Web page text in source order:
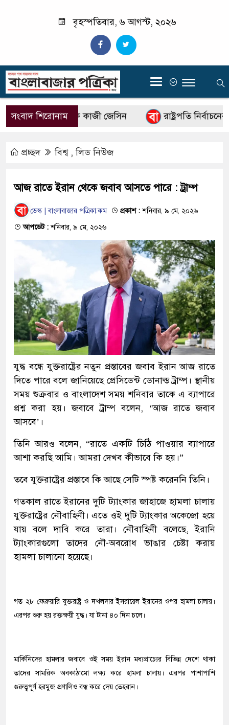
বৃহস্পতিবার, ৬ আগস্ট, ২০২৬
‍
সংবাদ শিরোনাম
নতুন মহাপরিচালক কাজী জেসিন রাষ্ট্রপতি নির্বাচনের
প্রচ্ছদ বিশ্ব,লিড নিউজ
আজ রাতে ইরান থেকে জবাব আসতে পারে : ট্রাম্প
ডেস্ক | বাংলাবাজার পত্রিকা.কম প্রকাশ :শনিবার, ৯ মে, ২০২৬
আপডেট :শনিবার, ৯ মে, ২০২৬
যুদ্ধ বন্ধে যুক্তরাষ্ট্রের নতুন প্রস্তাবের জবাব ইরান আজ রাতে
দিতে পারে বলে জানিয়েছে প্রেসিডেন্ট ডোনাল্ড ট্রাম্প। স্থানীয়
সময় শুক্রবার ও বাংলাদেশ সময় শনিবার তাকে এ ব্যাপারে
প্রশ্ন করা হয়। জবাবে ট্রাম্প বলেন, ‘আজ রাতে জবাব
আসবে’।
তিনি আরও বলেন, “রাতে একটি চিঠি পাওয়ার ব্যাপারে
আশা করছি আমি। আমরা দেখব কীভাবে কি হয়।”
তবে যুক্তরাষ্ট্রের প্রস্তাবে কি আছে সেটি স্পষ্ট করেননি তিনি।
গতকাল রাতে ইরানের দুটি ট্যাংকার জাহাজে হামলা চালায়
যুক্তরাষ্ট্রের নৌবাহিনী। এতে ওই দুটি ট্যাংকার অকেজো হয়ে
যায় বলে দাবি করে তারা। নৌবাহিনী বলেছে, ইরানি
ট্যাংকারগুলো তাদের নৌ-অবরোধ ভাঙার চেষ্টা করায়
হামলা চালানো হয়েছে।
গত ২৮ ফেব্রুয়ারি যুক্তরাষ্ট্র ও দখলদার ইসরায়েল ইরানের ওপর হামলা চালায়।
এরপর শুরু হয় রক্তক্ষয়ী যুদ্ধ। যা টানা ৪০ দিন চলে।
মার্কিনিদের হামলার জবাবে ওই সময় ইরান মধ্যপ্রাচ্যের বিভিন্ন দেশে থাকা
তাদের সামরিক অবকাঠামো লক্ষ্য করে হামলা চালায়। এরপর পাশাপাশি
গুরুত্বপূর্ণ হরমুজ প্রণালিও বন্ধ করে দেয় তেহরান।